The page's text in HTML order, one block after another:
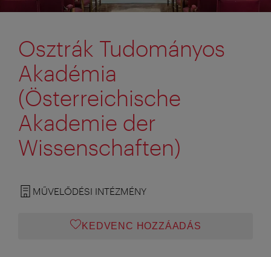
Osztrák Tudományos
Akadémia
(Österreichische
Akademie der
Wissenschaften)
MŰVELŐDÉSI INTÉZMÉNY
KEDVENC HOZZÁADÁS